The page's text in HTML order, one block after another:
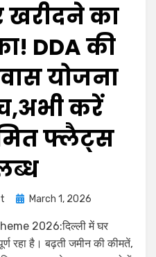
खरीदने का
DDA की
योजना
करें
फ्लैट्स
March 1, 2026
2026:दिल्ली में घर
रहा है। बढ़ती जमीन की कीमतें,